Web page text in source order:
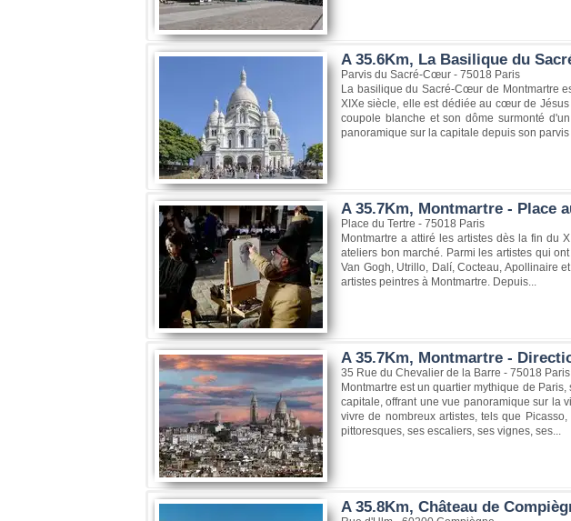
A 35.6Km, La Basilique du
Parvis du Sacré-Cœur - 75018 Paris
La basilique du Sacré-Cœur de Montmartre
XIXe siècle, elle est dédiée au cœur de
coupole blanche et son dôme surmonté
panoramique sur la capitale depuis son parvis
A 35.7Km, Montmartre - Place
Place du Tertre - 75018 Paris
Montmartre a attiré les artistes dès la fin du
ateliers bon marché. Parmi les artistes qui
Van Gogh, Utrillo, Dalí, Cocteau, Apollinaire
artistes peintres à Montmartre. Depuis...
A 35.7Km, Montmartre -
35 Rue du Chevalier de la Barre - 75018 Paris
Montmartre est un quartier mythique de
capitale, offrant une vue panoramique sur la
vivre de nombreux artistes, tels que
pittoresques, ses escaliers, ses vignes, ses...
A 35.8Km, Château de